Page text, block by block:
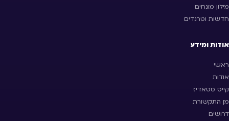
מילון מונחים
חדשות וטרנדים
אודות ומידע
ראשי
אודות
קייס סטאדיז
מן התקשורת
דרושים